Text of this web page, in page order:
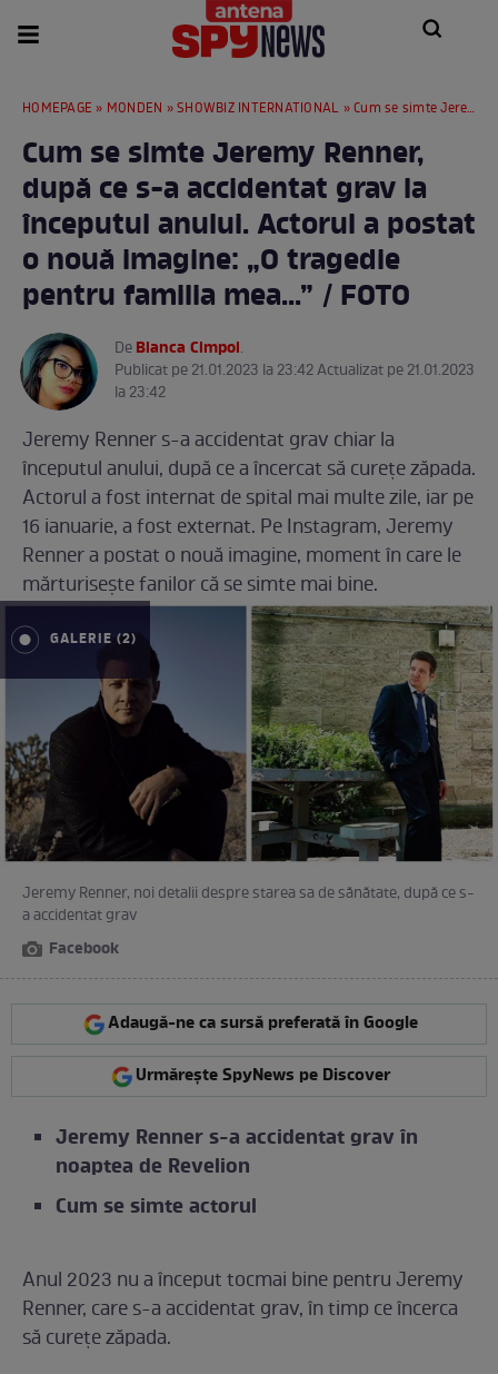
HOMEPAGE » MONDEN »SHOWBIZ INTERNATIONAL » Cum se simte Jeremy Renner, după ce s-a accidentat grav la începutul anului. Actorul a postat o nouă imagine: „O tragedie pentru familia mea...” / FOTO
Cum se simte Jeremy Renner,
după ce s-a accidentat grav la
începutul anului. Actorul a postat
o nouă imagine: „O tragedie
pentru familia mea...” / FOTO
DeBianca Cimpoi.
Publicat pe 21.01.2023 la 23:42 Actualizat pe 21.01.2023
la 23:42
Jeremy Renner s-a accidentat grav chiar la
începutul anului, după ce a încercat să curețe zăpada.
Actorul a fost internat de spital mai multe zile, iar pe
16 ianuarie, a fost externat. Pe Instagram, Jeremy
Renner a postat o nouă imagine, moment în care le
mărturisește fanilor că se simte mai bine.
GALERIE (2)
Jeremy Renner, noi detalii despre starea sa de sănătate, după ce s-
a accidentat grav
Facebook
Adaugă-ne ca sursă preferată în Google
Urmărește SpyNews pe Discover
Jeremy Renner s-a accidentat grav în
noaptea de Revelion
Cum se simte actorul
Anul 2023 nu a început tocmai bine pentru Jeremy
Renner, care s-a accidentat grav, în timp ce încerca
să curețe zăpada.